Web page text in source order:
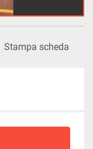
Stampa scheda